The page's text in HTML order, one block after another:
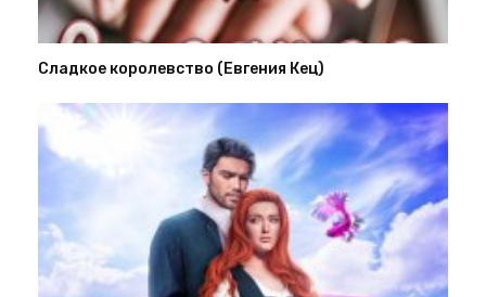
Сладкое королевство (Евгения Кец)